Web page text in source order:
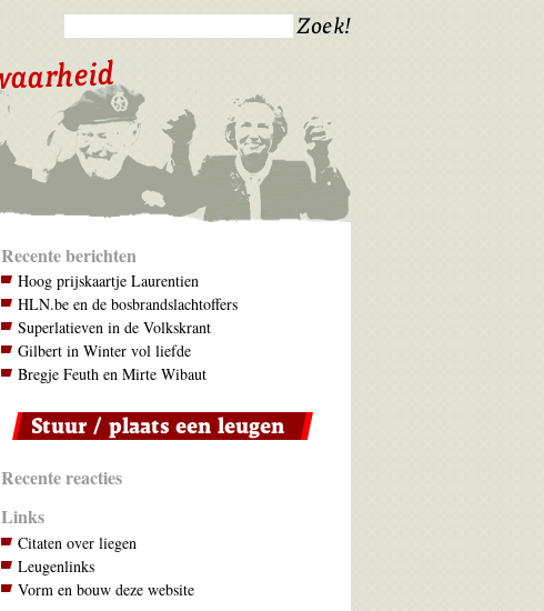
Recente berichten
Hoog prijskaartje Laurentien
HLN.be en de bosbrandslachtoffers
Superlatieven in de Volkskrant
Gilbert in Winter vol liefde
Bregje Feuth en Mirte Wibaut
Recente reacties
Links
Citaten over liegen
Leugenlinks
Vorm en bouw deze website